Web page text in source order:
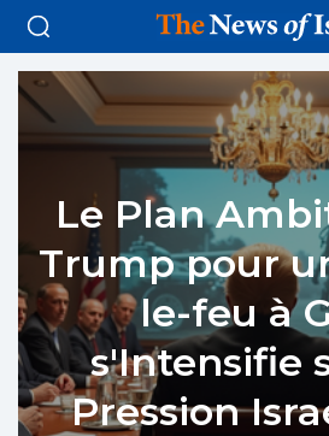
Le Plan
Trump pour
le-feu à
s'Intensifie
Pression